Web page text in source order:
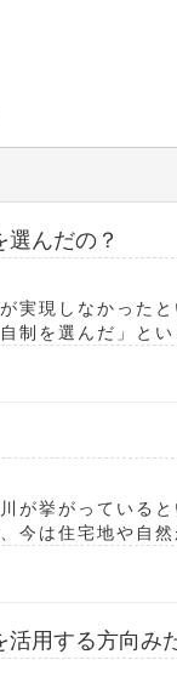
選んだの？
実現しなかった
制を選んだ」と
が挙がっている
今は住宅地や自
活用する方向み